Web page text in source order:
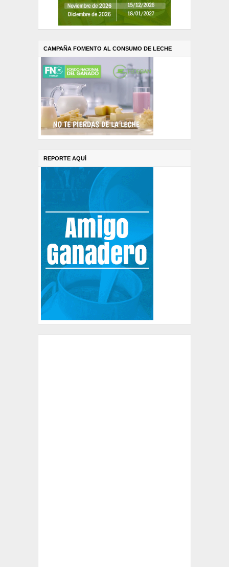
CAMPAÑA FOMENTO AL CONSUMO DE LECHE
REPORTE AQUÍ